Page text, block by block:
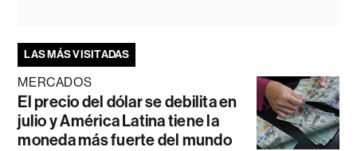
LAS MÁS VISITADAS
MERCADOS
El precio del dólar se debilita en
julio y América Latina tiene la
moneda más fuerte del mundo